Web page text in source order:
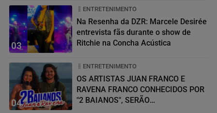
03
ENTRETENIMENTO
Na Resenha da DZR: Marcele Desirée
entrevista fãs durante o show de
Ritchie na Concha Acústica
04
ENTRETENIMENTO
OS ARTISTAS JUAN FRANCO E
RAVENA FRANCO CONHECIDOS POR
"2 BAIANOS", SERÃO